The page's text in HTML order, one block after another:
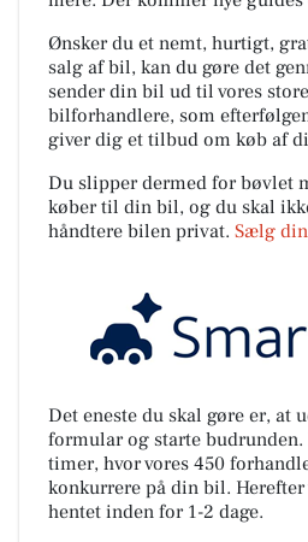
Ønsker du et nemt, hurtigt,
salg af bil, kan du gøre det
sender din bil ud til vores
bilforhandlere, som
giver dig et tilbud om køb af
Du slipper dermed for bøvlet
køber til din bil, og du skal
håndtere bilen privat. Sælg
Det eneste du skal gøre er, at
formular og starte budrunden.
timer, hvor vores 450
konkurrere på din bil.
hentet inden for 1-2 dage.